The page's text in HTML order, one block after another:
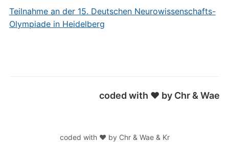
Teilnahme an der 15. Deutschen Neurowissenschafts-
Olympiade in Heidelberg
coded with ♥ by Chr & Wae
coded with ♥ by Chr & Wae & Kr